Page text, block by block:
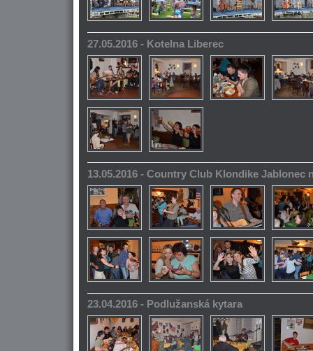
27.05.2016 - Kotelna Liberec
13.05.2016 - Country Club Klondike Jablonec
23.04.2016 - Podlužanská kytara